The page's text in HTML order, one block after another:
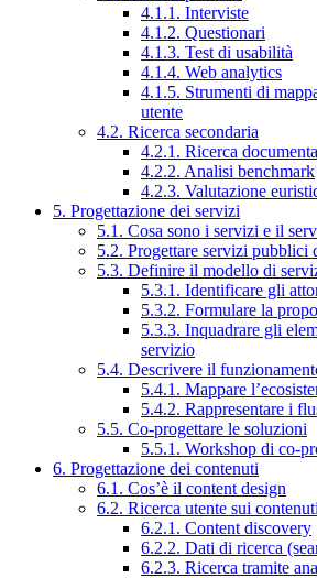
4.1.1. Interviste
4.1.2. Questionari
4.1.3. Test di usabilità
4.1.4. Web analytics
4.1.5. Strumenti di
utente
4.2. Ricerca secondaria
4.2.1. Ricerca
4.2.2. Analisi benchmark
4.2.3. Valutazione
5. Progettazione dei servizi
5.1. Cosa sono i servizi e il
5.2. Progettare servizi pubblici
5.3. Definire il modello di
5.3.1. Identificare gli
5.3.2. Formulare la
5.3.3. Inquadrare gli
servizio
5.4. Descrivere il
5.4.1. Mappare
5.4.2. Rappresentare i
5.5. Co-progettare le soluzioni
5.5.1. Workshop di co-
6. Progettazione dei contenuti
6.1. Cos’è il content design
6.2. Ricerca utente sui
6.2.1. Content discovery
6.2.2. Dati di ricerca
6.2.3. Ricerca tramite